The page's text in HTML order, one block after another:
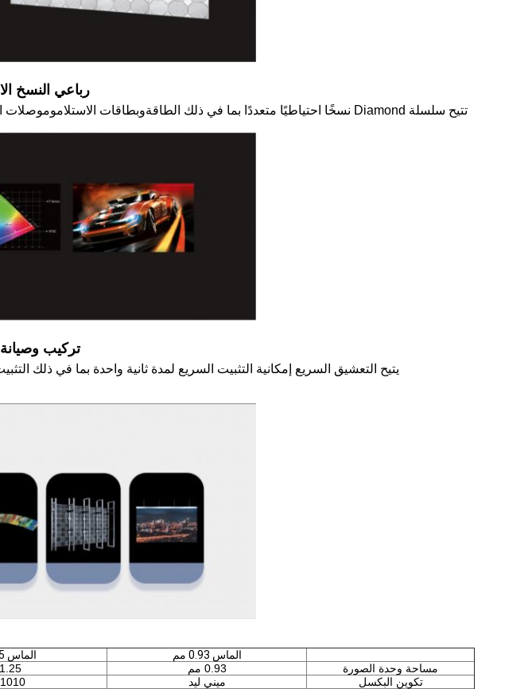
رباعي النسخ
تتيح سلسلة Diamond نسخًا احتياطيًا متعددًا بما في ذلك الطاقة وبطاقات الاستلاموموصلات
تركيب
يتيح التعشيق السريع إمكانية التثبيت السريع لمدة ثانية واحدة بما في ذلك
الماس 0.93 مم الماس 1.25 ملم
مساحة وحدة الصورة
0.93 مم 1.25 ملم
تكوين البكسل
ميني ليد